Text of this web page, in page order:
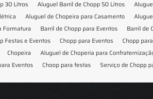
30 Litros Aluguel Barril de Chopp 50 Litros
Aluguel de Chopeira para Casamento
Formatura
Barril de Chopp para Eventos Barril de
Festas e Eventos Chopp para Eventos Chopp
Chopeira Aluguel de Choperia para
Eventos
Choop para festas Serviço de Chopp